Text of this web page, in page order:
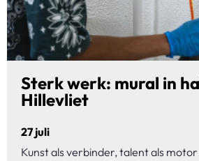
Sterk werk: mural in
Hillevliet
27 juli
Kunst als verbinder, talent als motor